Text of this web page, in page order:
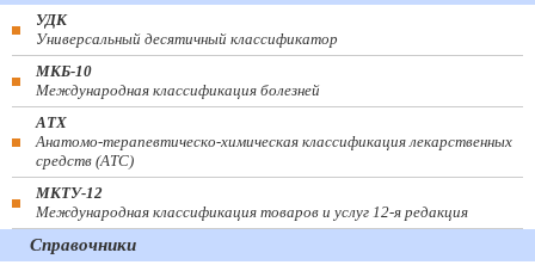
УДК
Универсальный десятичный классификатор
МКБ-10
Международная классификация болезней
АТХ
Анатомо-терапевтическо-химическая классификация лекарственных
средств (ATC)
МКТУ-12
Международная классификация товаров и услуг 12-я редакция
Справочники